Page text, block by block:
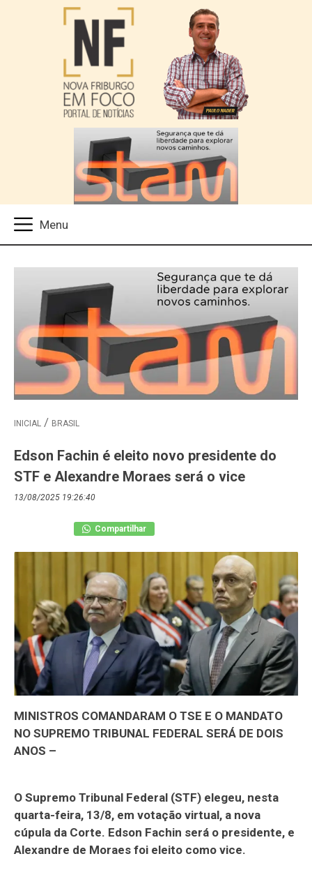
INICIAL BRASIL
Edson Fachin é eleito novo presidente do
STF e Alexandre Moraes será o vice
13/08/2025 19:26:40
Compartilhar
MINISTROS COMANDARAM O TSE E O MANDATO
NO SUPREMO TRIBUNAL FEDERAL SERÁ DE DOIS
ANOS –
O Supremo Tribunal Federal (STF) elegeu, nesta
quarta-feira, 13/8, em votação virtual, a nova
cúpula da Corte. Edson Fachin será o presidente, e
Alexandre de Moraes foi eleito como vice.